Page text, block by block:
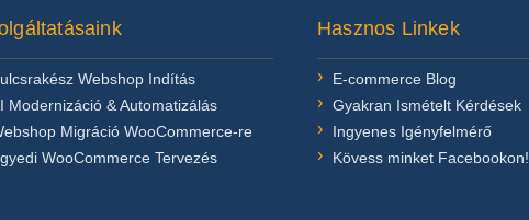
Webshop Indítás
Modernizáció & Automatizálás
Migráció WooCommerce-re
WooCommerce Tervezés
Hasznos Linkek
E-commerce Blog
Gyakran Ismételt Kérdések
Ingyenes Igényfelmérő
Kövess minket Facebookon!